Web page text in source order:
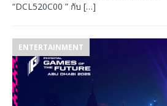
“DCL520C00 ” กับ […]
ENTERTAINMENT